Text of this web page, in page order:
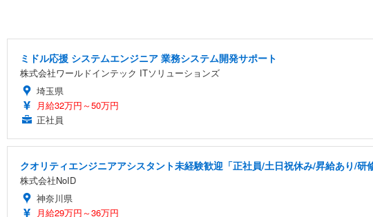
ミドル応援 システムエンジニア 業務システム開発サポート
株式会社ワールドインテック ITソリューションズ
埼玉県
月給32万円～50万円
正社員
クオリティエンジニアアシスタント未経験歓迎「正社員/土日祝休み/昇給あり/
株式会社NoID
神奈川県
月給29万円～36万円